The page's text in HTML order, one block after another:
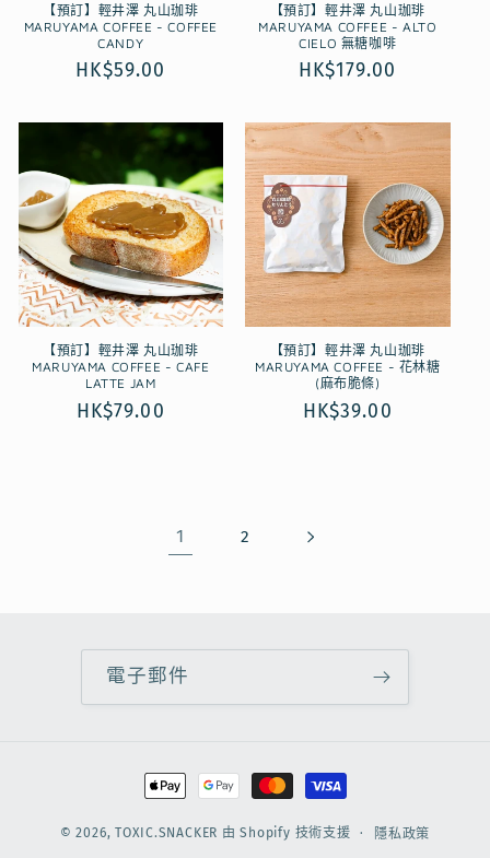
【預訂】輕井澤 丸山珈琲
MARUYAMA COFFEE - COFFEE
CANDY
定
HK$59.00
【預訂】輕井澤 丸山珈琲
MARUYAMA COFFEE - ALTO
CIELO 無糖咖啡
定
HK$179.00
【預訂】輕井澤 丸山珈琲
MARUYAMA COFFEE - CAFE
LATTE JAM
定
HK$79.00
【預訂】輕井澤 丸山珈琲
MARUYAMA COFFEE - 花林糖
(麻布脆條)
定
HK$39.00
1 2
電子郵件
付
款
方
© 2026,TOXIC.SNACKER 由 Shopify 技術支援 隱私政策